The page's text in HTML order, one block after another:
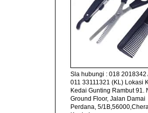
Sla hubungi : 018 2018342
011 33111321 (KL) Lokasi
Kedai Gunting Rambut 91.
Ground Floor, Jalan Damai
Perdana, 5/